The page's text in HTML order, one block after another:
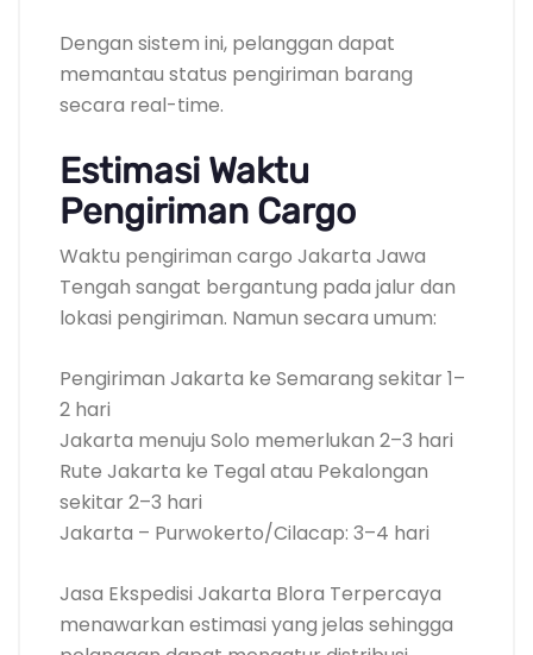
Dengan sistem ini, pelanggan dapat
memantau status pengiriman barang
secara real-time.
Estimasi Waktu
Pengiriman Cargo
Waktu pengiriman cargo Jakarta Jawa
Tengah sangat bergantung pada jalur dan
lokasi pengiriman. Namun secara umum:
Pengiriman Jakarta ke Semarang sekitar 1–
2 hari
Jakarta menuju Solo memerlukan 2–3 hari
Rute Jakarta ke Tegal atau Pekalongan
sekitar 2–3 hari
Jakarta – Purwokerto/Cilacap: 3–4 hari
Jasa Ekspedisi Jakarta Blora Terpercaya
menawarkan estimasi yang jelas sehingga